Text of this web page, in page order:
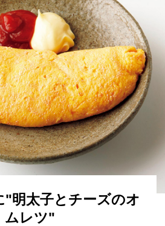
"明太子とチーズのオ
ムレツ"